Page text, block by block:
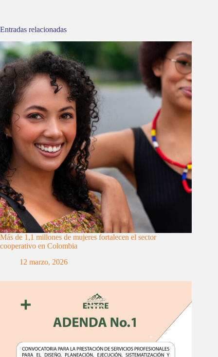
Entradas relacionadas
Más de 1,1 millones de mujeres fortalecen el sector
cooperativo en Colombia
12 marzo, 2026